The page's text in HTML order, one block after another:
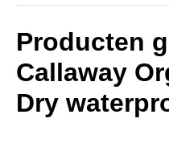
Producten
Callaway
Dry